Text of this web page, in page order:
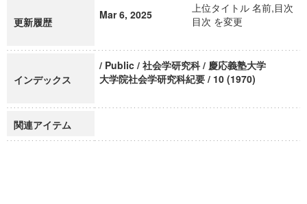
更新履歴
Mar 6, 2025
上位タイトル 名前,目次
目次 を変更
インデックス
/ Public / 社会学研究科 / 慶応義塾大学
大学院社会学研究科紀要 / 10 (1970)
関連アイテム